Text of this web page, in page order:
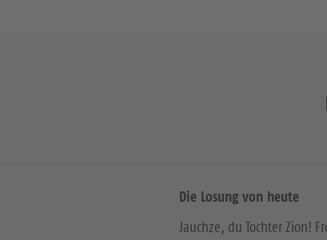
Die Losung von heute
Jauchze, du Tochter Zion!